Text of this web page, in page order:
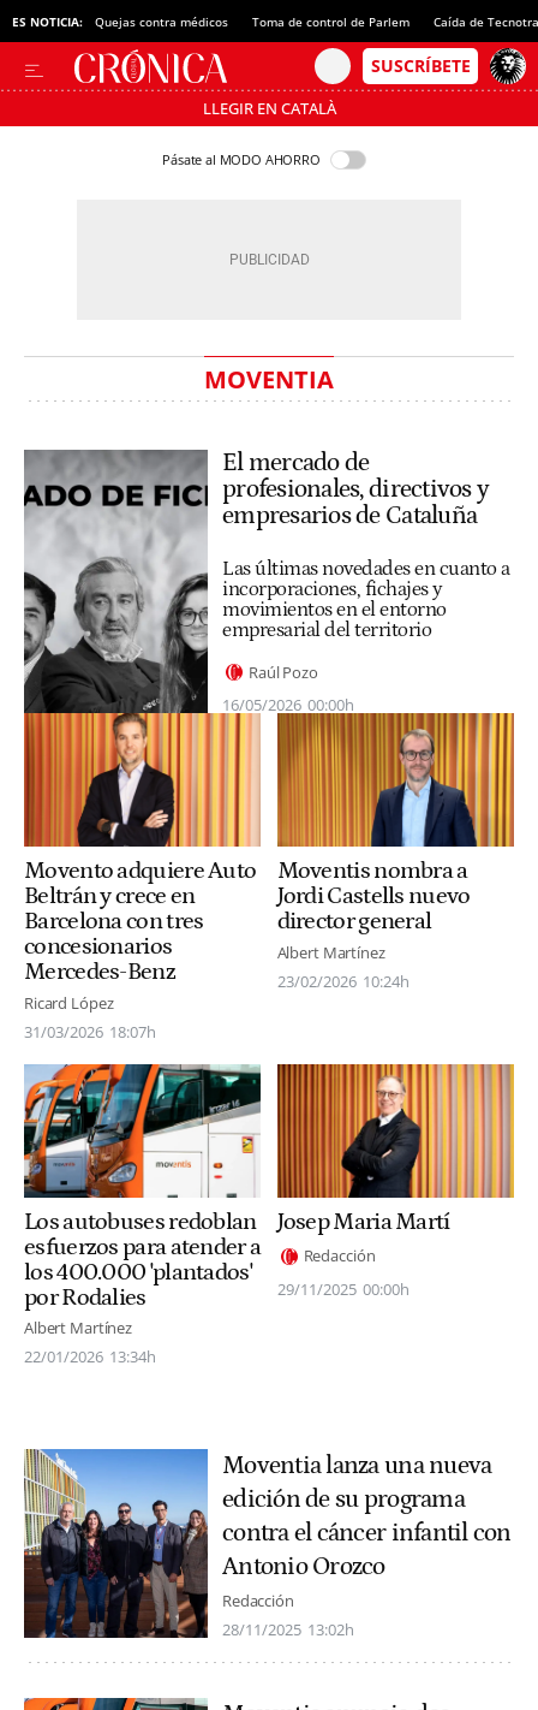
ES NOTICIA: Quejas contra médicos Toma de control de Parlem Caída de
LLEGIR EN CATALÀ
Pásate al MODO AHORRO
MOVENTIA
El mercado de
profesionales, directivos y
empresarios de Cataluña
Las últimas novedades en cuanto a
incorporaciones, fichajes y
movimientos en el entorno
empresarial del territorio
Raúl Pozo
16/05/2026 00:00h
Movento adquiere Auto
Beltrán y crece en
Barcelona con tres
concesionarios
Mercedes-Benz
Ricard López
31/03/2026 18:07h
Moventis nombra a
Jordi Castells nuevo
director general
Albert Martínez
23/02/2026 10:24h
Los autobuses redoblan
esfuerzos para atender a
los 400.000 'plantados'
por Rodalies
Albert Martínez
22/01/2026 13:34h
Josep Maria Martí
Redacción
29/11/2025 00:00h
Moventia lanza una nueva
edición de su programa
contra el cáncer infantil con
Antonio Orozco
Redacción
28/11/2025 13:02h